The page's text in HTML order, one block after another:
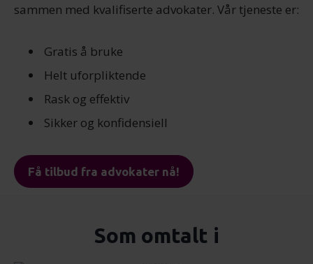
sammen med kvalifiserte advokater. Vår tjeneste er:
Gratis å bruke
Helt uforpliktende
Rask og effektiv
Sikker og konfidensiell
Få tilbud fra advokater nå!
Som omtalt i